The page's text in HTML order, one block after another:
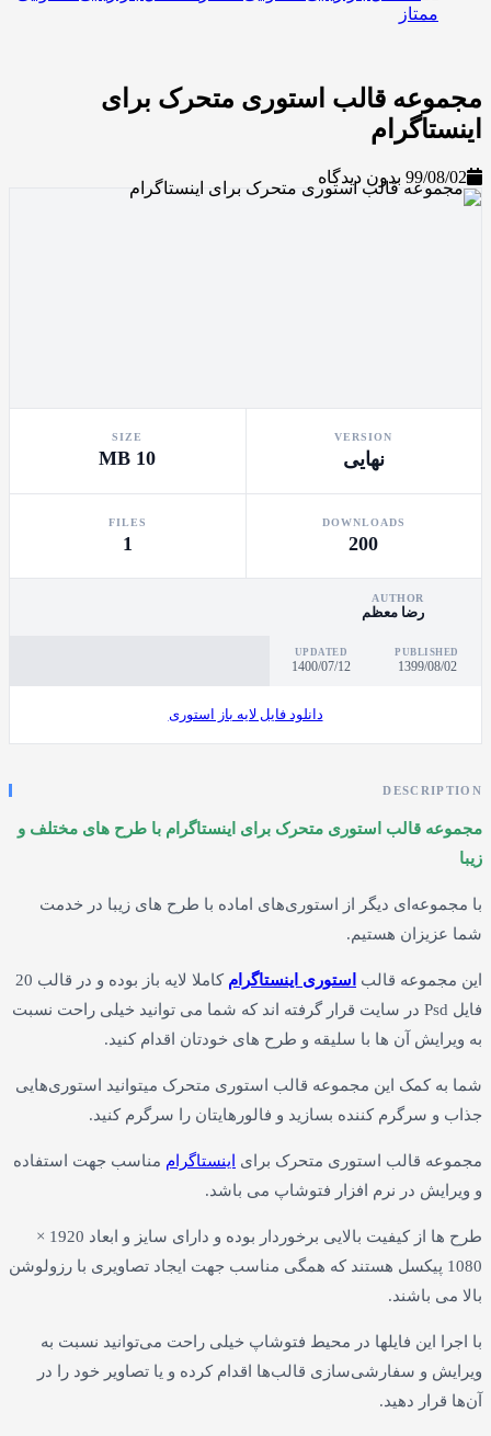
قالب استوری متحرک برای
99/ بدون دیدگاه
DOWNLOADS
رضا معظم
1399/
UPDATED
1400/07/12
دانلود فایل لایه باز استوری
قالب استوری متحرک برای اینستاگرام با طرح های مختلف و
دیگر از استوری‌های اماده با طرح های زیبا در خدمت
هستیم.
قالباستوری اینستاگرام
کاملا لایه باز بوده و در قالب 20
فایل Psd در سایت قرار گرفته اند که شما می توانید خیلی راحت نسبت
آن ها با سلیقه و طرح های خودتان اقدام کنید.
این مجموعه قالب استوری متحرک میتوانید استوری‌هایی
کننده بسازید و فالورهایتان را سرگرم کنید.
قالب استوری متحرک برایاینستاگراممناسب جهت استفاده
در نرم افزار فتوشاپ می باشد.
طرح ها از کیفیت بالایی برخوردار بوده و دارای سایز و ابعاد 1920 ×
پیکسل هستند که همگی مناسب جهت ایجاد تصاویری با رزولوشن
باشند.
این فایلها در محیط فتوشاپ خیلی راحت می‌توانید نسبت به
و سفارشی‌سازی قالب‌ها اقدام کرده و یا تصاویر خود را در
دهید.